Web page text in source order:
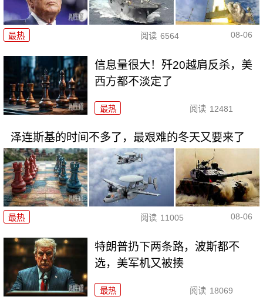
最热 阅读 6564 08-06
信息量很大！歼20越肩反杀，美
西方都不淡定了
最热 阅读 12481
泽连斯基的时间不多了，最艰难的冬天又要来了
最热 阅读 11005 08-06
特朗普扔下两条路，波斯都不
选，美军机又被揍
最热 阅读 18069